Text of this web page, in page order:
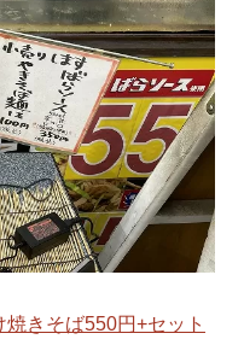
きそば550円+セット